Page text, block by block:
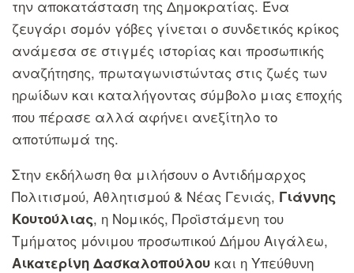
την αποκατάσταση της Δημοκρατίας. Ένα
ζευγάρι σομόν γόβες γίνεται ο συνδετικός κρίκος
ανάμεσα σε στιγμές ιστορίας και προσωπικής
αναζήτησης, πρωταγωνιστώντας στις ζωές των
ηρωίδων και καταλήγοντας σύμβολο μιας εποχής
που πέρασε αλλά αφήνει ανεξίτηλο το
αποτύπωμά της.
Στην εκδήλωση θα μιλήσουν ο Αντιδήμαρχος
Πολιτισμού, Αθλητισμού & Νέας Γενιάς, Γιάννης
Κουτούλιας, η Νομικός, Προϊστάμενη του
Τμήματος μόνιμου προσωπικού Δήμου Αιγάλεω,
Αικατερίνη Δασκαλοπούλου και η Υπεύθυνη